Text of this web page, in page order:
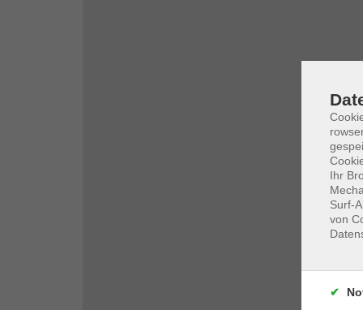
Ihr
Surf-
von